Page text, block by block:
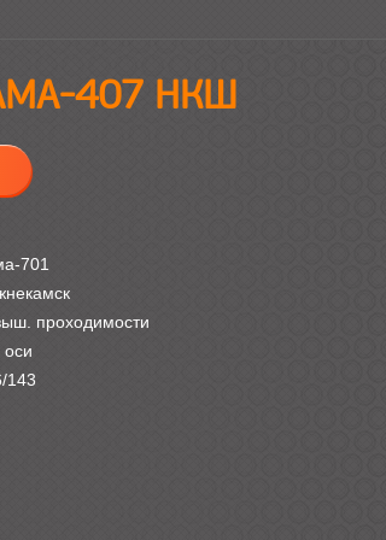
407 НКШ
701
проходимости
оси
143